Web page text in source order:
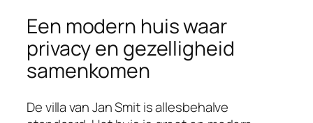
Een modern huis waar
privacy en gezelligheid
samenkomen
De villa van Jan Smit is allesbehalve